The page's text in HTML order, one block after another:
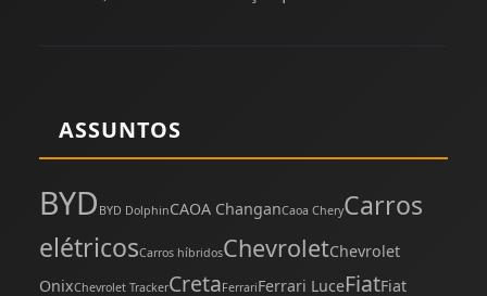
ASSUNTOS
BYD BYD DolphinCAOA ChanganCaoa CheryCarros
elétricosCarros híbridosChevroletChevrolet
OnixChevrolet TrackerCretaFerrariFerrari LuceFiatFiat